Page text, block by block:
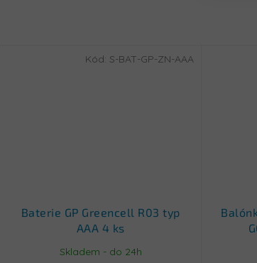
Baterie GP Greencell R03 typ
AAA 4 ks
Skladem - do 24h
Kód: S-BAT-GP-ZN-AAA